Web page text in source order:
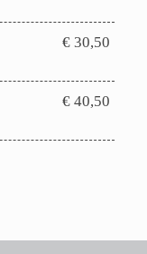
€ 30,50
€ 40,50